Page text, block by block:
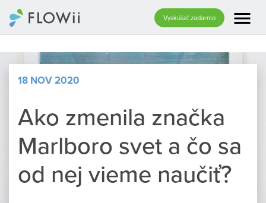
Vyskúšať zadarmo menu
18 NOV 2020
Ako zmenila značka
Marlboro svet a čo sa
od nej vieme naučiť?